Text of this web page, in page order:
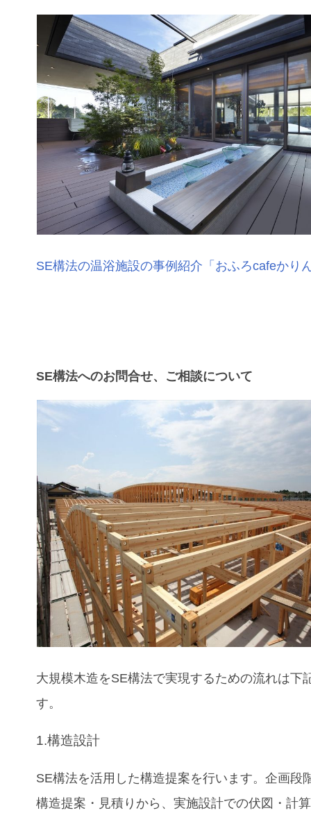
SE構法の温浴施設の事例紹介「おふろcafeかり
SE構法へのお問合せ、ご相談について
大規模木造をSE構法で実現するための流れは下
す。
1.構造設計
SE構法を活用した構造提案を行います。企画段
構造提案・見積りから、実施設計での伏図・計